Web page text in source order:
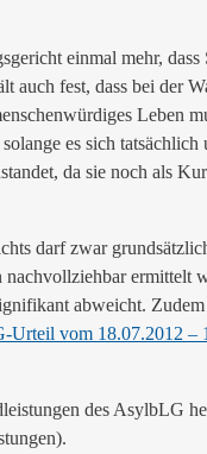
einmal mehr,
auch fest, dass bei der
Leben
es sich
da sie noch als
darf zwar
ermittelt
abweicht.
Urteil vom 18.07.2012 –
des AsylbLG